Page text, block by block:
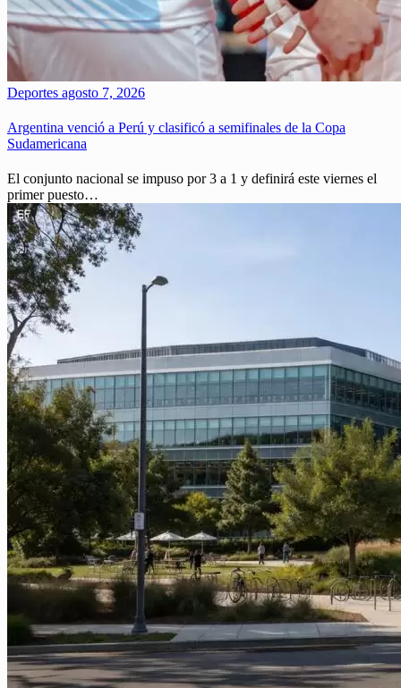
Deportes agosto 7, 2026
Argentina venció a Perú y clasificó a semifinales de la Copa
Sudamericana
El conjunto nacional se impuso por 3 a 1 y definirá este viernes el
primer puesto…